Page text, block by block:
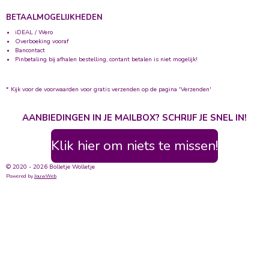
BETAALMOGELIJKHEDEN
iDEAL / Wero
Overboeking vooraf
Bancontact
Pinbetaling bij afhalen bestelling, contant betalen is niet mogelijk!
* Kijk voor de voorwaarden voor gratis verzenden op de pagina 'Verzenden'
AANBIEDINGEN IN JE MAILBOX? SCHRIJF JE SNEL IN!
Klik hier om niets te missen!
© 2020 - 2026 Bolletje Wolletje
Powered byJouwWeb